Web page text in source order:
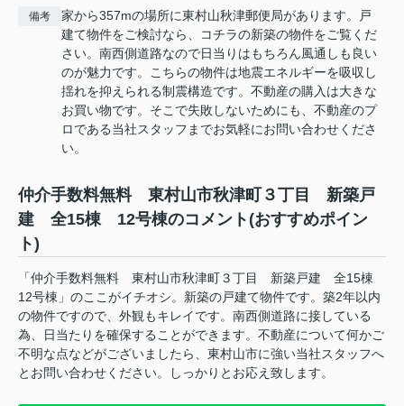
備考
家から357mの場所に東村山秋津郵便局があります。戸
建て物件をご検討なら、コチラの新築の物件をご覧くだ
さい。南西側道路なので日当りはもちろん風通しも良い
のが魅力です。こちらの物件は地震エネルギーを吸収し
揺れを抑えられる制震構造です。不動産の購入は大きな
お買い物です。そこで失敗しないためにも、不動産のプ
ロである当社スタッフまでお気軽にお問い合わせくださ
い。
仲介手数料無料 東村山市秋津町３丁目 新築戸
建 全15棟 12号棟のコメント(おすすめポイン
ト)
「仲介手数料無料 東村山市秋津町３丁目 新築戸建 全15棟
12号棟」のここがイチオシ。新築の戸建て物件です。築2年以内
の物件ですので、外観もキレイです。南西側道路に接している
為、日当たりを確保することができます。不動産について何かご
不明な点などがございましたら、東村山市に強い当社スタッフへ
とお問い合わせください。しっかりとお応え致します。